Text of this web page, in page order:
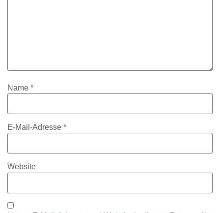
Name *
E-Mail-Adresse *
Website